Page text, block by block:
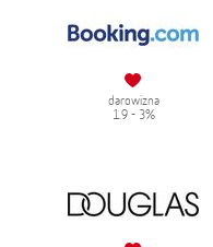
darowizna
1.9 - 3%